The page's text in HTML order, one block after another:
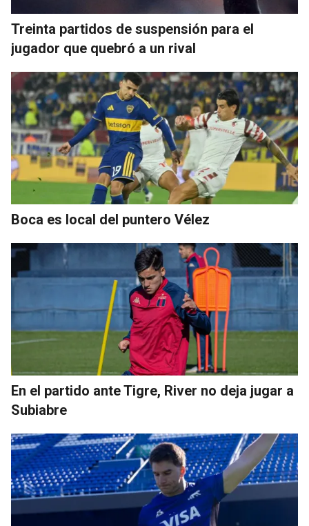
Treinta partidos de suspensión para el
jugador que quebró a un rival
Boca es local del puntero Vélez
En el partido ante Tigre, River no deja jugar a
Subiabre